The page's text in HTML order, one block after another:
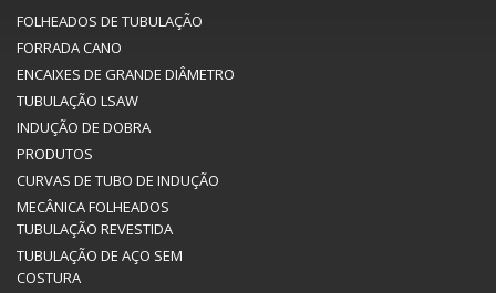
FOLHEADOS DE TUBULAÇÃO
FORRADA CANO
ENCAIXES DE GRANDE DIÂMETRO
TUBULAÇÃO LSAW
INDUÇÃO DE DOBRA
PRODUTOS
CURVAS DE TUBO DE INDUÇÃO
MECÂNICA FOLHEADOS
TUBULAÇÃO REVESTIDA
TUBULAÇÃO DE AÇO SEM
COSTURA